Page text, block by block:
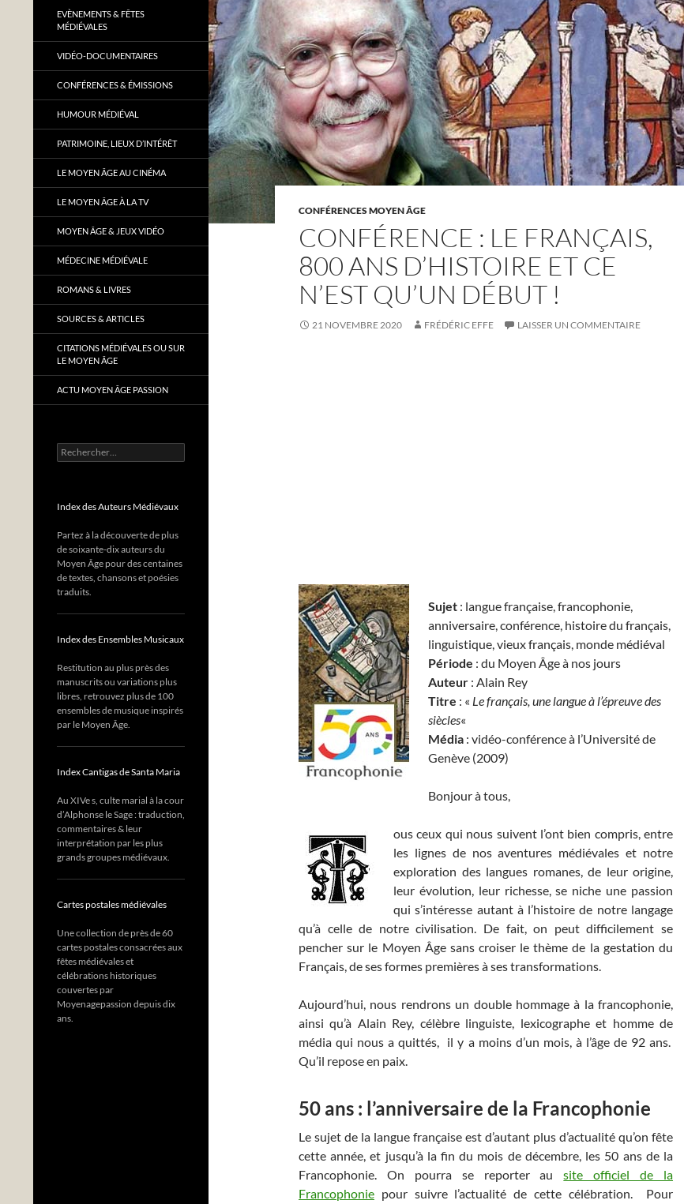
CONFÉRENCES MOYEN ÂGE
CONFÉRENCE : LE FRANÇAIS,
800 ANS D’HISTOIRE ET CE
N’EST QU’UN DÉBUT !
21 NOVEMBRE 2020 FRÉDÉRIC EFFE LAISSER UN COMMENTAIRE
Sujet : langue française, francophonie,
anniversaire, conférence, histoire du français,
linguistique, vieux français, monde médiéval
Période : du Moyen Âge à nos jours
Auteur : Alain Rey
Titre : « Le français, une langue à l’épreuve des
siècles«
Média : vidéo-conférence à l’Université de
Genève (2009)
Bonjour à tous,
ous ceux qui nous suivent l’ont bien compris, entre
les lignes de nos aventures médiévales et notre
exploration des langues romanes, de leur origine,
leur évolution, leur richesse, se niche une passion
qui s’intéresse autant à l’histoire de notre langage
qu’à celle de notre civilisation. De fait, on peut difficilement se
pencher sur le Moyen Âge sans croiser le thème de la gestation du
Français, de ses formes premières à ses transformations.
Aujourd’hui, nous rendrons un double hommage à la francophonie,
ainsi qu’à Alain Rey, célèbre linguiste, lexicographe et homme de
média qui nous a quittés, il y a moins d’un mois, à l’âge de 92 ans.
Qu’il repose en paix.
50 ans : l’anniversaire de la Francophonie
Le sujet de la langue française est d’autant plus d’actualité qu’on fête
cette année, et jusqu’à la fin du mois de décembre, les 50 ans de la
Francophonie. On pourra se reporter ausite officiel de la
Francophonie pour suivre l’actualité de cette célébration. Pour
EVÈNEMENTS & FÊTES
MÉDIÉVALES
VIDÉO-DOCUMENTAIRES
CONFÉRENCES & ÉMISSIONS
HUMOUR MÉDIÉVAL
PATRIMOINE, LIEUX D’INTÉRÊT
LE MOYEN ÂGE AU CINÉMA
LE MOYEN ÂGE À LA TV
MOYEN ÂGE & JEUX VIDÉO
MÉDECINE MÉDIÉVALE
ROMANS & LIVRES
SOURCES & ARTICLES
CITATIONS MÉDIÉVALES OU SUR
LE MOYEN ÂGE
ACTU MOYEN ÂGE PASSION
Rechercher :
Index des Auteurs Médiévaux
Partez à la découverte de plus
de soixante-dix auteurs du
Moyen Âge pour des centaines
de textes, chansons et poésies
traduits.
Index des Ensembles Musicaux
Restitution au plus près des
manuscrits ou variations plus
libres, retrouvez plus de 100
ensembles de musique inspirés
par le Moyen Âge.
Index Cantigas de Santa Maria
Au XIVe s, culte marial à la cour
d’Alphonse le Sage : traduction,
commentaires & leur
interprétation par les plus
grands groupes médiévaux.
Cartes postales médiévales
Une collection de près de 60
cartes postales consacrées aux
fêtes médiévales et
célébrations historiques
couvertes par
Moyenagepassion depuis dix
ans.